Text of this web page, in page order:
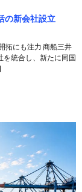
の新会社設立
拓にも注力 商船三井
統合し、新たに同国